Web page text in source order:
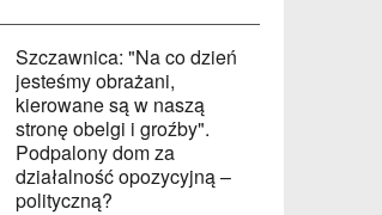
Szczawnica: "Na co dzień
jesteśmy obrażani,
kierowane są w naszą
stronę obelgi i groźby".
Podpalony dom za
działalność opozycyjną –
polityczną?